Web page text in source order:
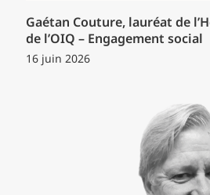
Gaétan Couture, lauréat de
de l’OIQ – Engagement social
16 juin 2026